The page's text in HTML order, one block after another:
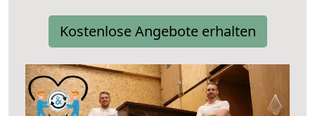
Kostenlose Angebote erhalten